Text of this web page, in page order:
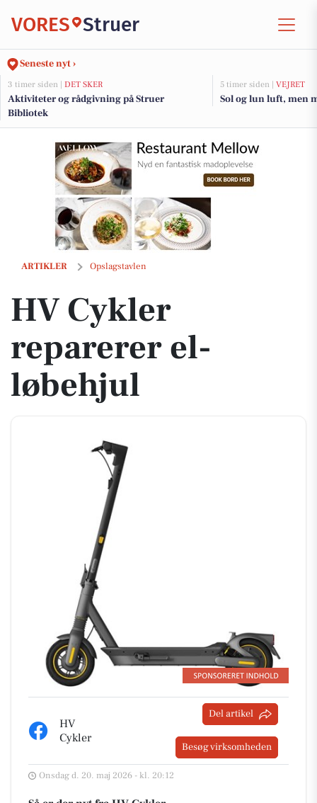
VORES Struer
Seneste nyt ›
3 timer siden | DET SKER
Aktiviteter og rådgivning på Struer
Bibliotek
5 timer siden | VEJRET
Sol og lun luft, men
ARTIKLER Opslagstavlen
HV Cykler reparerer el-løbehjul
HV Cykler
reparerer el-
løbehjul
HV
Cykler
Del artikel
Besøg virksomheden
Onsdag d. 20. maj 2026 - kl. 20:12